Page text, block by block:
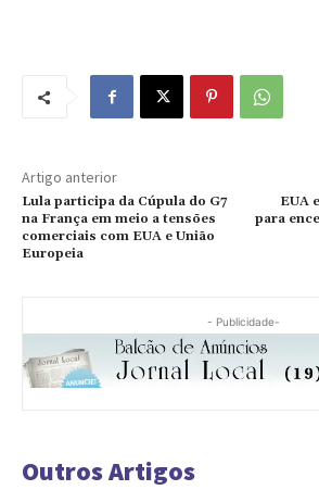
Artigo anterior
Lula participa da Cúpula do G7
na França em meio a tensões
comerciais com EUA e União
Europeia
EUA
para
- Publicidade-
Outros Artigos